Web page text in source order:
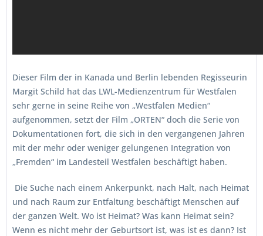
Dieser Film der in Kanada und Berlin lebenden Regisseurin
Margit Schild hat das LWL-Medienzentrum für Westfalen
sehr gerne in seine Reihe von „Westfalen Medien“
aufgenommen, setzt der Film „ORTEN“ doch die Serie von
Dokumentationen fort, die sich in den vergangenen Jahren
mit der mehr oder weniger gelungenen Integration von
„Fremden“ im Landesteil Westfalen beschäftigt haben.
Die Suche nach einem Ankerpunkt, nach Halt, nach Heimat
und nach Raum zur Entfaltung beschäftigt Menschen auf
der ganzen Welt. Wo ist Heimat? Was kann Heimat sein?
Wenn es nicht mehr der Geburtsort ist, was ist es dann? Ist